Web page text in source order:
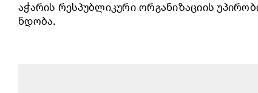
აჭარის რესპუბლიკური ორგანიზაციის
ნდობა.